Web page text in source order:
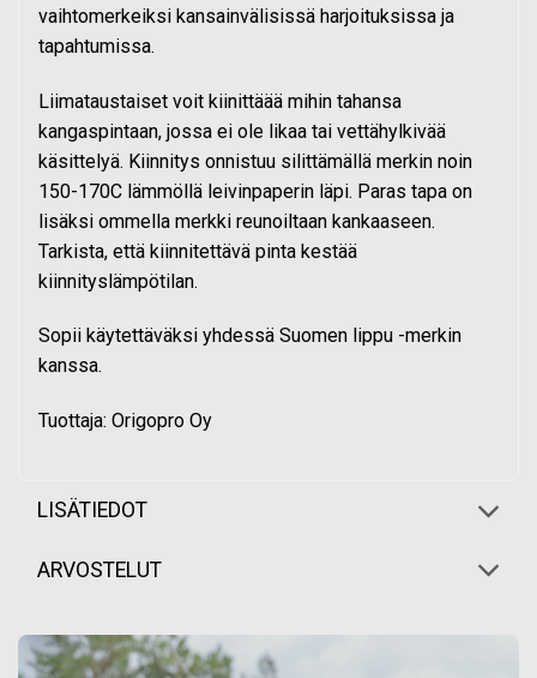
vaihtomerkeiksi kansainvälisissä harjoituksissa ja
tapahtumissa.
Liimataustaiset voit kiinittäää mihin tahansa
kangaspintaan, jossa ei ole likaa tai vettähylkivää
käsittelyä. Kiinnitys onnistuu silittämällä merkin noin
150-170C lämmöllä leivinpaperin läpi. Paras tapa on
lisäksi ommella merkki reunoiltaan kankaaseen.
Tarkista, että kiinnitettävä pinta kestää
kiinnityslämpötilan.
Sopii käytettäväksi yhdessä Suomen lippu -merkin
kanssa.
Tuottaja: Origopro Oy
LISÄTIEDOT
ARVOSTELUT